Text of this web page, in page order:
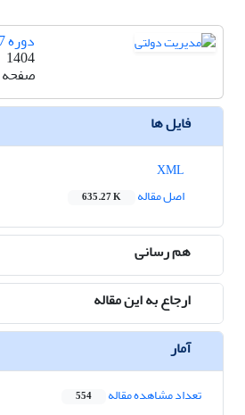
دوره 17، شماره 3
1404
صفحه
فایل ها
اصل مقاله
635.27 K
هم رسانی
ارجاع به این مقاله
آمار
تعداد مشاهده مقاله 554